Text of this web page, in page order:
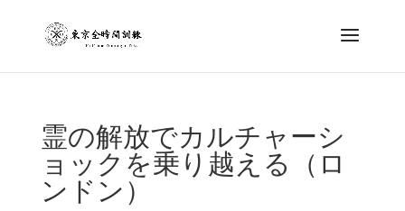
霊の解放でカルチャーシ
ョックを乗り越える（ロ
ンドン）